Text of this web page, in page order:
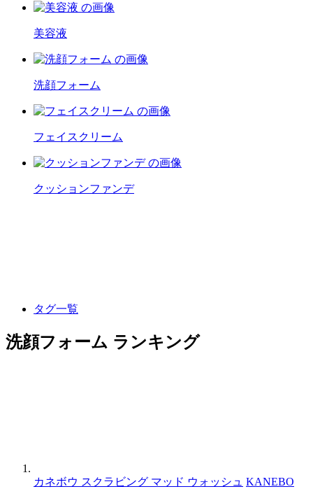
美容液
洗顔フォーム
フェイスクリーム
クッションファンデ
タグ一覧
洗顔フォーム ランキング
カネボウ スクラビング マッド ウォッシュ KANEBO